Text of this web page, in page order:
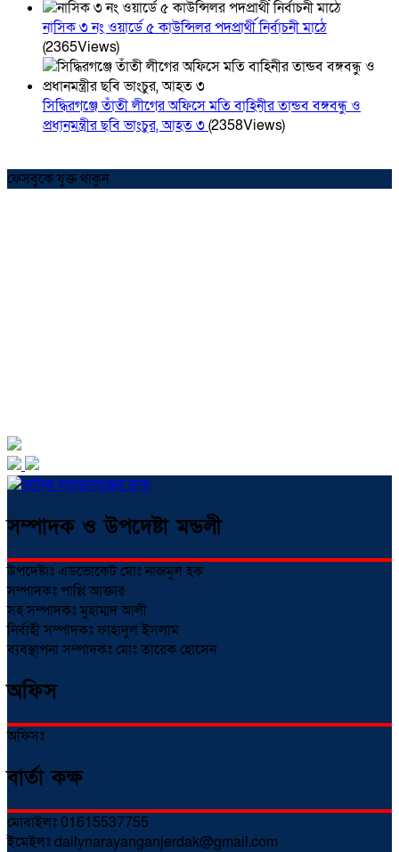
নাসিক ৩ নং ওয়ার্ডে ৫ কাউন্সিলর পদপ্রার্থী নির্বাচনী মাঠে
(2365Views)
সিদ্ধিরগঞ্জে তাঁতী লীগের অফিসে মতি বাহিনীর তান্ডব বঙ্গবন্ধু ও
প্রধানমন্ত্রীর ছবি ভাংচুর, আহত ৩(2358Views)
ফেসবুকে যুক্ত থাকুন
সম্পাদক ও উপদেষ্টা মন্ডলী
উপদেষ্টাঃ এডভোকেট মোঃ নাজমুল হক
সম্পাদকঃ পাপ্পি আক্তার
সহ সম্পাদকঃ মুহাম্মদ আলী
নির্বাহী সম্পাদকঃ ফাহাদুল ইসলাম
ব্যবস্থাপনা সম্পাদকঃ মোঃ তারেক হোসেন
অফিস
অফিসঃ
বার্তা কক্ষ
মোবাইলঃ 01615537755
ইমেইলঃ dailynarayanganjerdak@gmail.com